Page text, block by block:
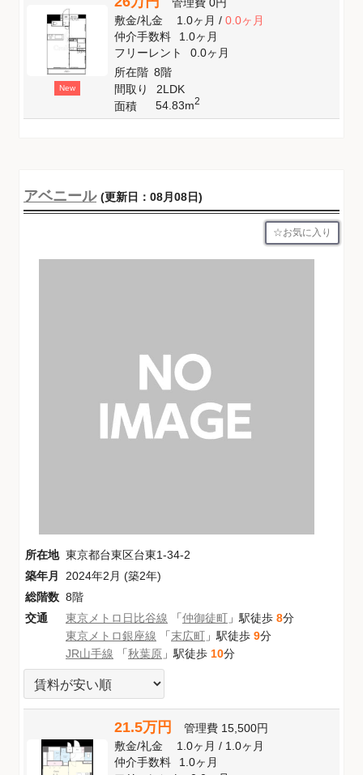
New
敷金/礼金 1.0ヶ月/ 0.0ヶ月
仲介手数料
1.0ヶ月
フリーレント
0.0ヶ月
所在階 8階
間取り
2LDK
面積
54.83m2
アベニール (更新日：08月08日)
お気に入り
所在地 東京都台東区台東1-34-2
築年月
2024年2月 (築2年)
総階数 8階
交通
東京メトロ日比谷線 「仲御徒町 」駅徒歩 8分
東京メトロ銀座線 「末広町 」駅徒歩 9分
JR山手線 「秋葉原 」駅徒歩 10分
21.5万円 管理費 15,500円
敷金/礼金 1.0ヶ月/ 1.0ヶ月
仲介手数料
1.0ヶ月